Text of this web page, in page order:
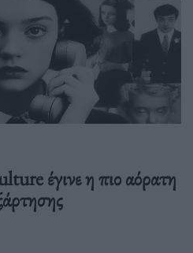
έγινε η πιο αόρατη